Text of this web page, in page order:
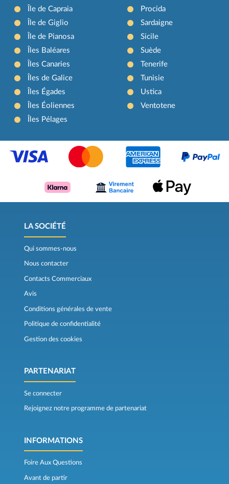
Île de Capraia
Île de Giglio
Île de Pianosa
Îles Baléares
Îles Canaries
Îles de Galice
Îles Égades
Îles Éoliennes
Îles Pélages
Procida
Sardaigne
Sicile
Suède
Tenerife
Tunisie
Ustica
Ventotene
LA SOCIÉTÉ
Qui sommes-nous
Nous contacter
Contacts Commerciaux
Avis
Conditions générales de vente
Politique de confidentialité
Gestion des cookies
PARTENARIAT
Se connecter
Rejoignez notre programme de partenariat
INFORMATIONS
Foire Aux Questions
Avant de partir